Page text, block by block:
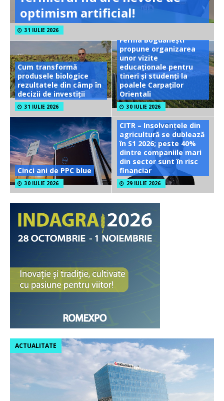
optimism artificial!
31 IULIE 2026
Cum transformă
produsele biologice
rezultatele din câmp în
decizii de investiții
31 IULIE 2026
Ferma Bogdănești
propune organizarea
unor vizite
educaționale pentru
tineri și studenți la
poalele Carpaților
Orientali
30 IULIE 2026
Cinci ani de PPC blue
30 IULIE 2026
CITR – Insolvențele din
agricultură se dublează
în S1 2026; peste 40%
dintre companiile mari
din sector sunt în risc
financiar
29 IULIE 2026
ACTUALITATE